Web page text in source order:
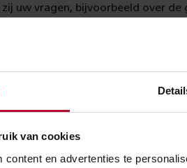
van cookies
content en advertenties te
zij uw vragen, bijvoorbeeld over
in
kunt u hier elke eerste